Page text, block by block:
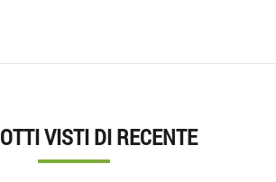
VISTI DI RECENTE